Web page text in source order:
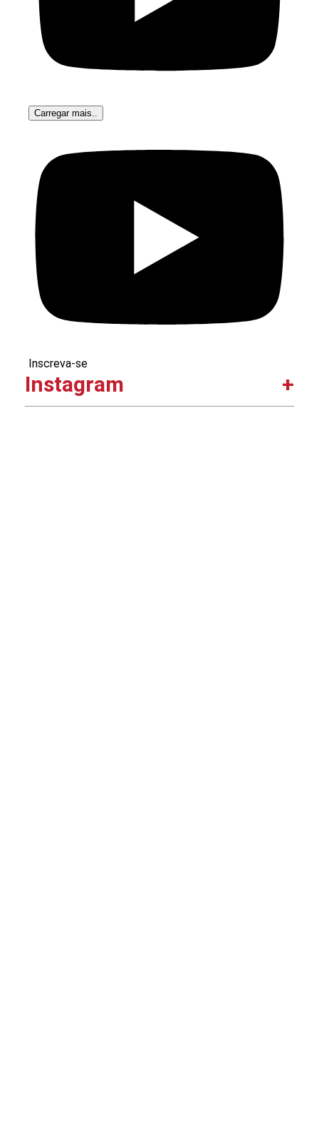
Carregar mais..
Inscreva-se
Instagram